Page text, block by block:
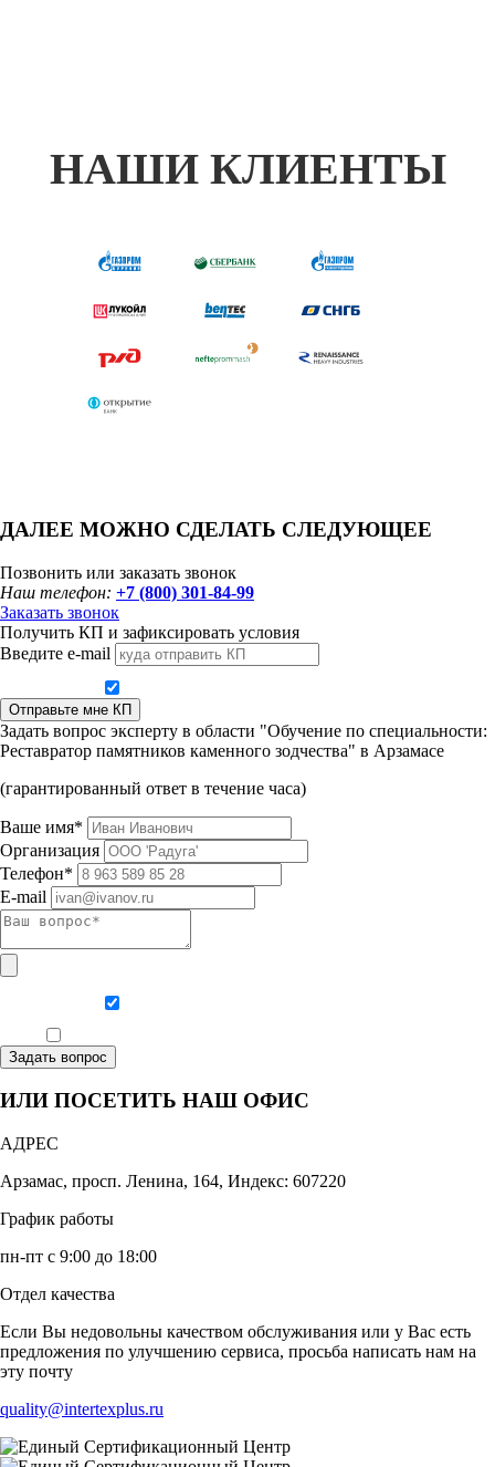
НАШИ КЛИЕНТЫ
ДАЛЕЕ МОЖНО СДЕЛАТЬ СЛЕДУЮЩЕЕ
Позвонить или заказать звонок
Наш телефон: +7 (800) 301-84-99
Заказать звонок
Получить КП и зафиксировать условия
Введите e-mail
Отправьте мне КП
Задать вопрос эксперту в области "Обучение по специальности:
Реставратор памятников каменного зодчества" в Арзамасе
(гарантированный ответ в течение часа)
Ваше имя*
Организация
Телефон*
E-mail
Задать вопрос
ИЛИ ПОСЕТИТЬ НАШ ОФИС
АДРЕС
Арзамас, просп. Ленина, 164, Индекс: 607220
График работы
пн-пт с 9:00 до 18:00
Отдел качества
Если Вы недовольны качеством обслуживания или у Вас есть
предложения по улучшению сервиса, просьба написать нам на
эту почту
quality@intertexplus.ru